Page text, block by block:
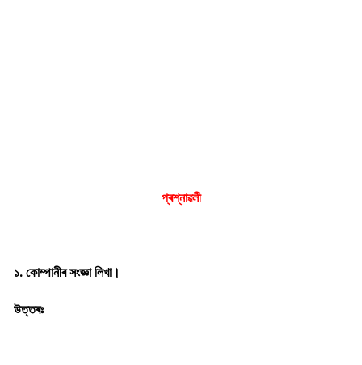
প্ৰশ্নাৱলী
১. কোম্পানীৰ সংজ্ঞা লিখা।
উত্তৰঃ